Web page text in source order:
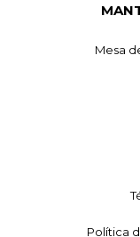
Mesa
Política